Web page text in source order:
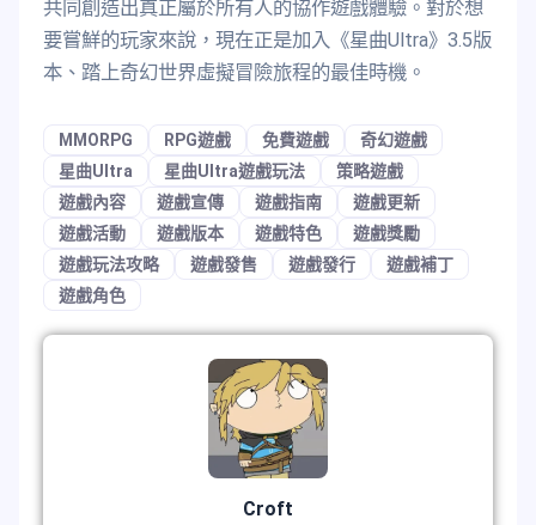
共同創造出真正屬於所有人的協作遊戲體驗。對於想
要嘗鮮的玩家來說，現在正是加入《星曲Ultra》3.5版
本、踏上奇幻世界虛擬冒險旅程的最佳時機。
MMORPG RPG遊戲 免費遊戲
奇幻遊戲
星曲Ultra
星曲Ultra遊戲玩法
策略遊戲
遊戲內容
遊戲宣傳 遊戲指南
遊戲更新
遊戲活動
遊戲版本 遊戲特色
遊戲獎勵
遊戲玩法攻略
遊戲發售 遊戲發行
遊戲補丁
遊戲角色
Croft